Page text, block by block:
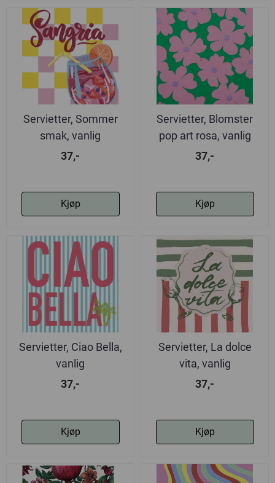
Servietter, Sommer
smak, vanlig
37,-
Kjøp
Servietter, Blomster
pop art rosa, vanlig
37,-
Kjøp
Servietter, Ciao Bella,
vanlig
37,-
Kjøp
Servietter, La dolce
vita, vanlig
37,-
Kjøp